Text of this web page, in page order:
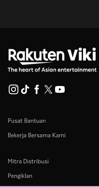
Pusat Bantuan
Bekerja Bersama Kami
Mitra Distribusi
Pengiklan